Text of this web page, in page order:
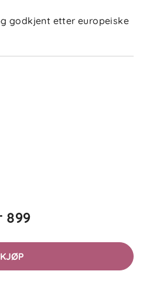
godkjent etter europeiske
899
KJØP